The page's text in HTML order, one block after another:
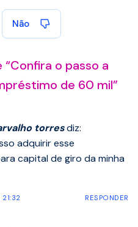
Não
“Confira o passo a
de 60 mil”
torres diz:
adquirir esse
capital de giro da minha
RESPONDER